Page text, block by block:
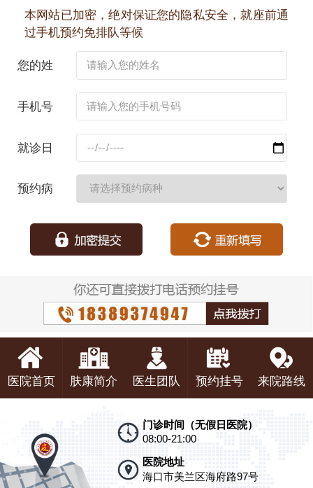
本网站已加密，绝对保证您的隐私安全，就座前通
过手机预约免排队等候
您的姓
手机号
就诊日
预约病
医院首页 肤康简介 医生团队 预约挂号 来院路线
门诊时间（无假日医院）
08:00-21:00
医院地址
海口市美兰区海府路97号